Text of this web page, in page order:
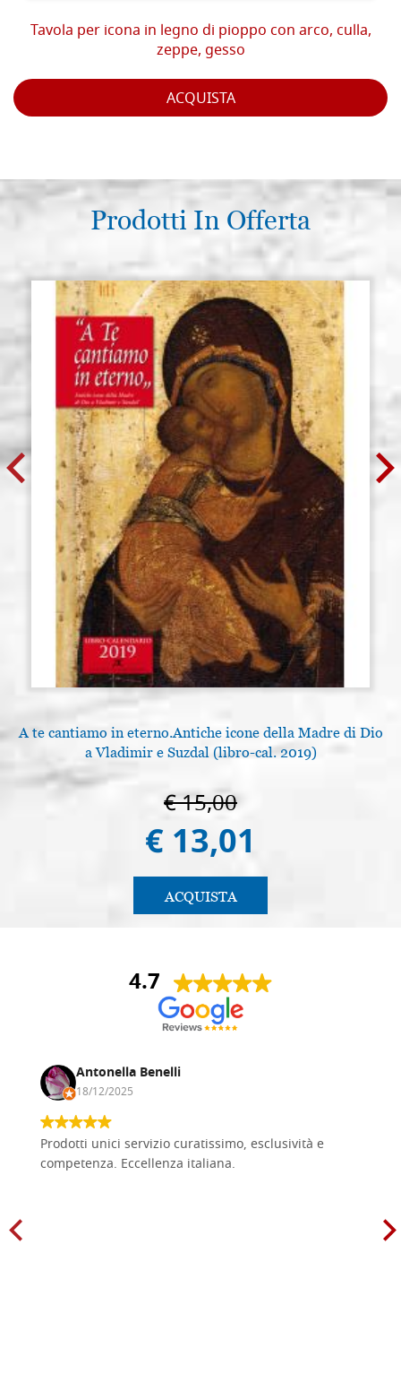
Tavola per icona in legno di pioppo con arco, culla,
zeppe, gesso
ACQUISTA
Prodotti In Offerta
A te cantiamo in eterno.Antiche icone della Madre di Dio
a Vladimir e Suzdal (libro-cal. 2019)
€ 15,00
€ 13,01
ACQUISTA
4.7
Antonella Benelli
18/12/2025
Prodotti unici servizio curatissimo, esclusività e
competenza. Eccellenza italiana.